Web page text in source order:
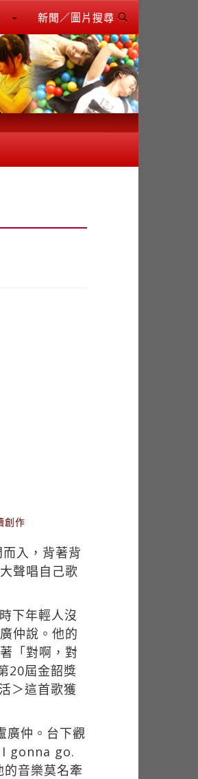
新聞／圖片搜尋
創作
入，背著背
聲唱自己歌
下年輕人沒
仲說。他的
「對啊，對
20屆金韶獎
＞這首歌獲
廣仲。台下觀
I gonna go.
音樂莫名牽